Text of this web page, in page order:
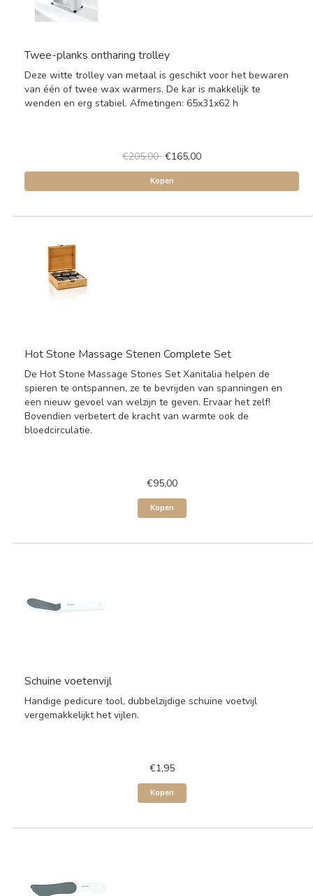
Twee-planks ontharing trolley
Deze witte trolley van metaal is geschikt voor het bewaren
van één of twee wax warmers. De kar is makkelijk te
wenden en erg stabiel. Afmetingen: 65x31x62 h
€205,00 €165,00
Kopen
Hot Stone Massage Stenen Complete Set
De Hot Stone Massage Stones Set Xanitalia helpen de
spieren te ontspannen, ze te bevrijden van spanningen en
een nieuw gevoel van welzijn te geven. Ervaar het zelf!
Bovendien verbetert de kracht van warmte ook de
bloedcirculatie.
€95,00
Kopen
Schuine voetenvijl
Handige pedicure tool, dubbelzijdige schuine voetvijl
vergemakkelijkt het vijlen.
€1,95
Kopen